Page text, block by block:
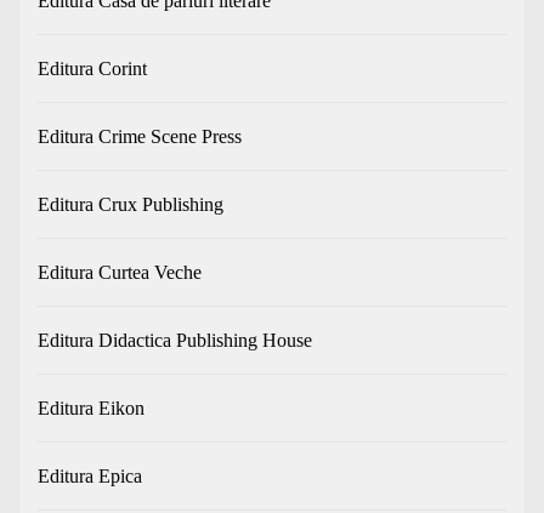
Editura Corint
Editura Crime Scene Press
Editura Crux Publishing
Editura Curtea Veche
Editura Didactica Publishing House
Editura Eikon
Editura Epica